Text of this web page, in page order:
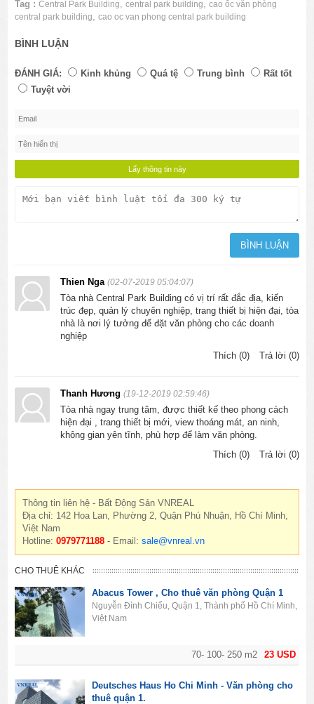
Tag : Central Park Building ,central park building ,cao ốc văn phòng
central park building
,cao oc van phong central park building
BÌNH LUẬN
ĐÁNH GIÁ: Kinh khủng Quá tệ Trung bình
Rất tốt
Tuyệt vời
Thien Nga(02-07-2019 05:04:07)
Tòa nhà Central Park Building có vị trí rất đắc địa, kiến
trúc đẹp, quản lý chuyên nghiệp, trang thiết bị hiện đại, tòa
nhà là nơi lý tưởng để đặt văn phòng cho các doanh
nghiệp
Thích (0)
Trả lời (0)
Thanh Hương(19-12-2019 02:59:46)
Tòa nhà ngay trung tâm, được thiết kế theo phong cách
hiện đại , trang thiết bị mới, view thoáng mát, an ninh,
không gian yên tĩnh, phù hợp để làm văn phòng.
Thích (0)
Trả lời (0)
Thông tin liên hệ - Bất Động Sản VNREAL
Địa chỉ: 142 Hoa Lan, Phường 2, Quận Phú Nhuận, Hồ Chí Minh,
Việt Nam
Hotline:0979771188 - Email:sale@vnreal.vn
CHO THUÊ KHÁC
23 USD
70- 100- 250 m2
Abacus Tower , Cho thuê văn phòng Quận 1
Nguyễn Đình Chiểu, Quận 1, Thành phố Hồ Chí Minh,
Việt Nam
Deutsches Haus Ho Chi Minh - Văn phòng cho
thuê quận 1.